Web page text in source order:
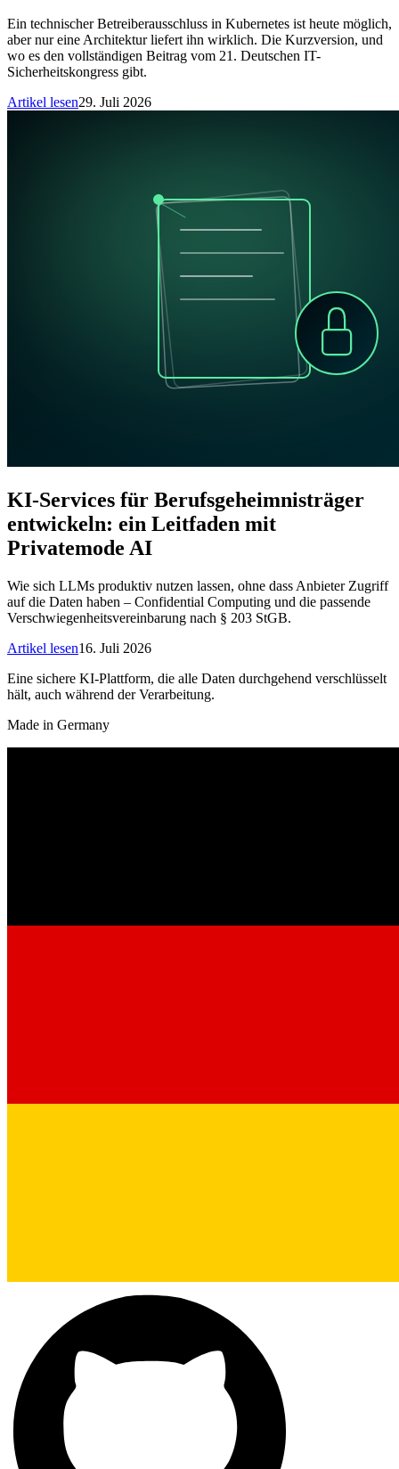
Ein technischer Betreiberausschluss in Kubernetes ist heute möglich,
aber nur eine Architektur liefert ihn wirklich. Die Kurzversion, und
wo es den vollständigen Beitrag vom 21. Deutschen IT-
Sicherheitskongress gibt.
Artikel lesen29. Juli 2026
KI-Services für Berufsgeheimnisträger
entwickeln: ein Leitfaden mit
Privatemode AI
Wie sich LLMs produktiv nutzen lassen, ohne dass Anbieter Zugriff
auf die Daten haben – Confidential Computing und die passende
Verschwiegenheitsvereinbarung nach § 203 StGB.
Artikel lesen16. Juli 2026
Eine sichere KI-Plattform, die alle Daten durchgehend verschlüsselt
hält, auch während der Verarbeitung.
Made in Germany